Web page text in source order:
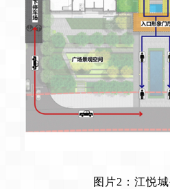
图片2：江悦